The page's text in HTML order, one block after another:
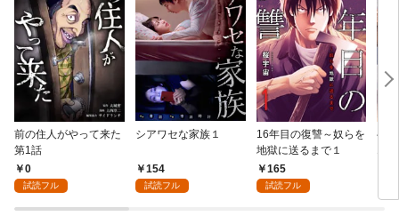
前の住人がやって来た
第1話
0
試読フル
シアワセな家族１
154
試読フル
16年目の復讐～奴らを
地獄に送るまで１
165
試読フル
ベ